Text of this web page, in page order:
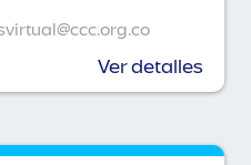
Ver detalles